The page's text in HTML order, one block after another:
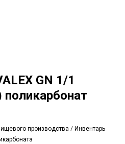
производства / Инвентарь